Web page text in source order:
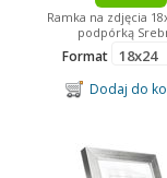
Ramka na zdjęcia
podpórką
Format
Dodaj do